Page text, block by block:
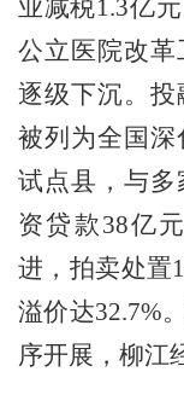
业减税1.3亿
公立医院改
逐级下沉。
被列为全国
试点县，与
资贷款38亿
进，拍卖处置
溢价达32.7%
序开展，柳江